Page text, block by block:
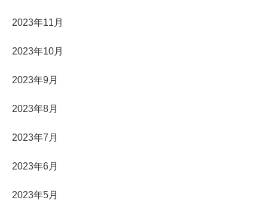
2023年11月
2023年10月
2023年9月
2023年8月
2023年7月
2023年6月
2023年5月